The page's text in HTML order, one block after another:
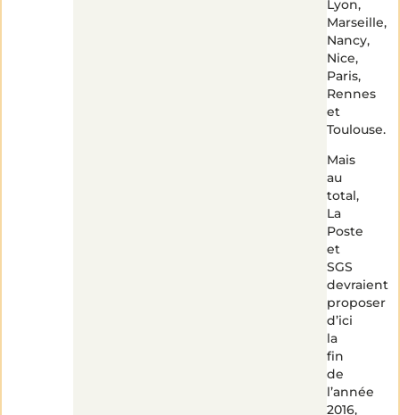
Lyon,
Marseille,
Nancy,
Nice,
Paris,
Rennes
et
Toulouse.
Mais
au
total,
La
Poste
et
SGS
devraient
proposer
d’ici
la
fin
de
l’année
2016,